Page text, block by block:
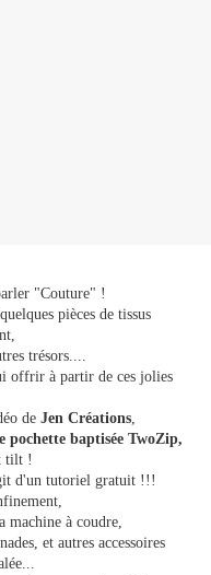
"Couture" !
pièces de tissus
trésors....
offrir à partir de ces jolies
de Jen Créations,
pochette baptisée TwoZip,
tilt !
d'un tutoriel gratuit !!!
machine à coudre,
et autres accessoires